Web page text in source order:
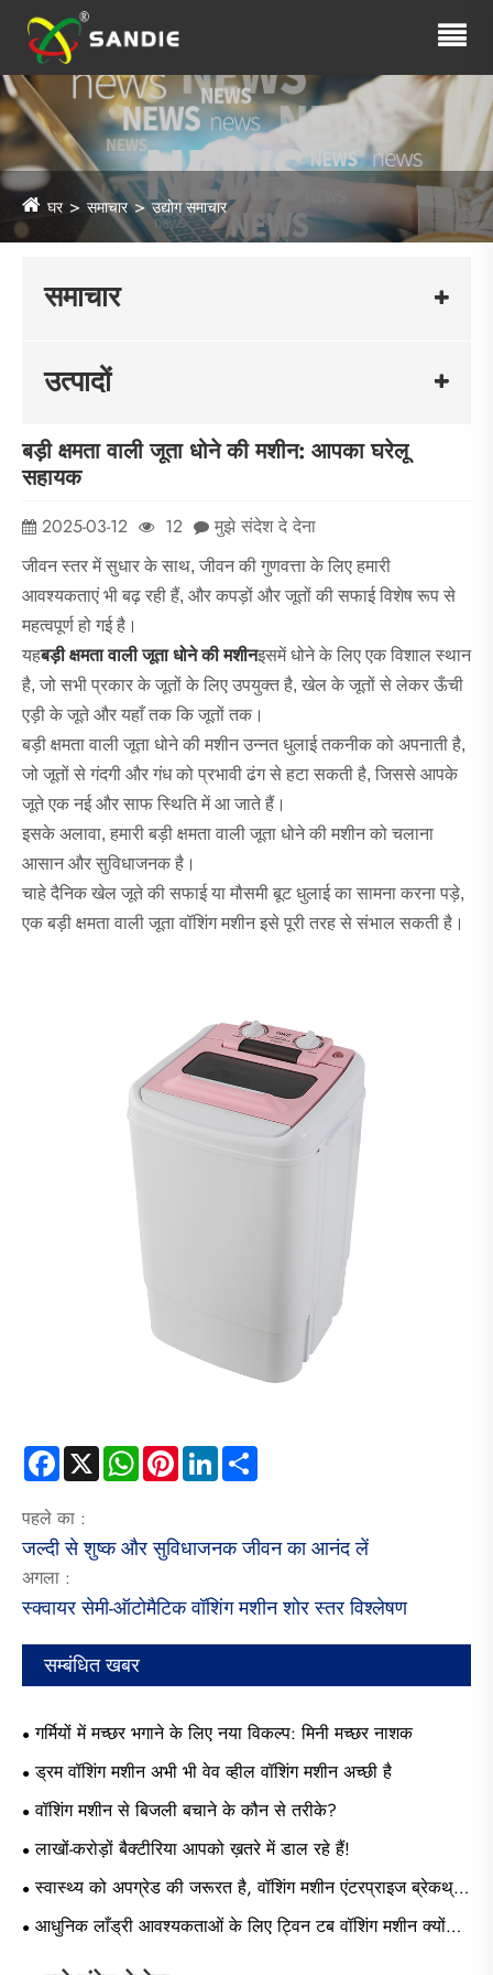
घर समाचार उद्योग समाचार
समाचार
उत्पादों
बड़ी क्षमता वाली जूता धोने की मशीन: आपका घरेलू
सहायक
2025-03-12 12 मुझे संदेश दे देना
जीवन स्तर में सुधार के साथ, जीवन की गुणवत्ता के लिए हमारी
आवश्यकताएं भी बढ़ रही हैं, और कपड़ों और जूतों की सफाई विशेष रूप से
महत्वपूर्ण हो गई है।
यहबड़ी क्षमता वाली जूता धोने की मशीनइसमें धोने के लिए एक विशाल स्थान
है, जो सभी प्रकार के जूतों के लिए उपयुक्त है, खेल के जूतों से लेकर ऊँची
एड़ी के जूते और यहाँ तक कि जूतों तक।
बड़ी क्षमता वाली जूता धोने की मशीन उन्नत धुलाई तकनीक को अपनाती है,
जो जूतों से गंदगी और गंध को प्रभावी ढंग से हटा सकती है, जिससे आपके
जूते एक नई और साफ स्थिति में आ जाते हैं।
इसके अलावा, हमारी बड़ी क्षमता वाली जूता धोने की मशीन को चलाना
आसान और सुविधाजनक है।
चाहे दैनिक खेल जूते की सफाई या मौसमी बूट धुलाई का सामना करना पड़े,
एक बड़ी क्षमता वाली जूता वॉशिंग मशीन इसे पूरी तरह से संभाल सकती है।
Facebook
X WhatsApp
PinterestLinkedIn
पहले का :
जल्दी से शुष्क और सुविधाजनक जीवन का आनंद लें
अगला :
स्क्वायर सेमी-ऑटोमैटिक वॉशिंग मशीन शोर स्तर विश्लेषण
सम्बंधित खबर
गर्मियों में मच्छर भगाने के लिए नया विकल्प: मिनी मच्छर नाशक
ड्रम वॉशिंग मशीन अभी भी वेव व्हील वॉशिंग मशीन अच्छी है
वॉशिंग मशीन से बिजली बचाने के कौन से तरीके?
लाखों-करोड़ों बैक्टीरिया आपको ख़तरे में डाल रहे हैं!
स्वास्थ्य को अपग्रेड की जरूरत है, वॉशिंग मशीन एंटरप्राइज ब्रेकथ्रू
पॉइंट को वॉश केयर में वर्गीकृत किया गया है?
आधुनिक लाँड्री आवश्यकताओं के लिए ट्विन टब वॉशिंग मशीन क्यों